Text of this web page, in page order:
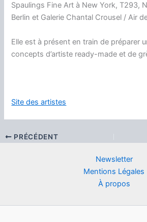
Spaulings Fine Art à New York, T293,
Berlin et Galerie Chantal Crousel / Air
Elle est à présent en train de préparer
concepts d’artiste ready-made et de
Site des artistes
PRÉCÉDENT
Newsletter
Mentions Légales
À propos